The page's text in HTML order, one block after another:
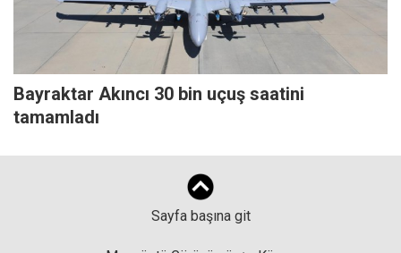
Bayraktar Akıncı 30 bin uçuş saatini
tamamladı
Sayfa başına git